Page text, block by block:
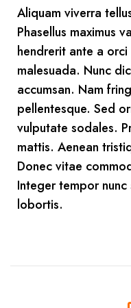
Aliquam viverra
Phasellus maximus
hendrerit ante a
malesuada. Nunc
accumsan. Nam
pellentesque. Sed
vulputate sodales.
mattis. Aenean
Donec vitae
Integer tempor
lobortis.